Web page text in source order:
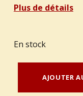
Plus de détails
En stock
quantité de LAGORCE, Sylvie. : "Les français à table."
AJOUTER